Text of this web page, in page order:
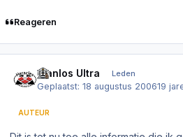
Reageren
Planlos Ultra Leden
Geplaatst:18 augustus 200619
AUTEUR